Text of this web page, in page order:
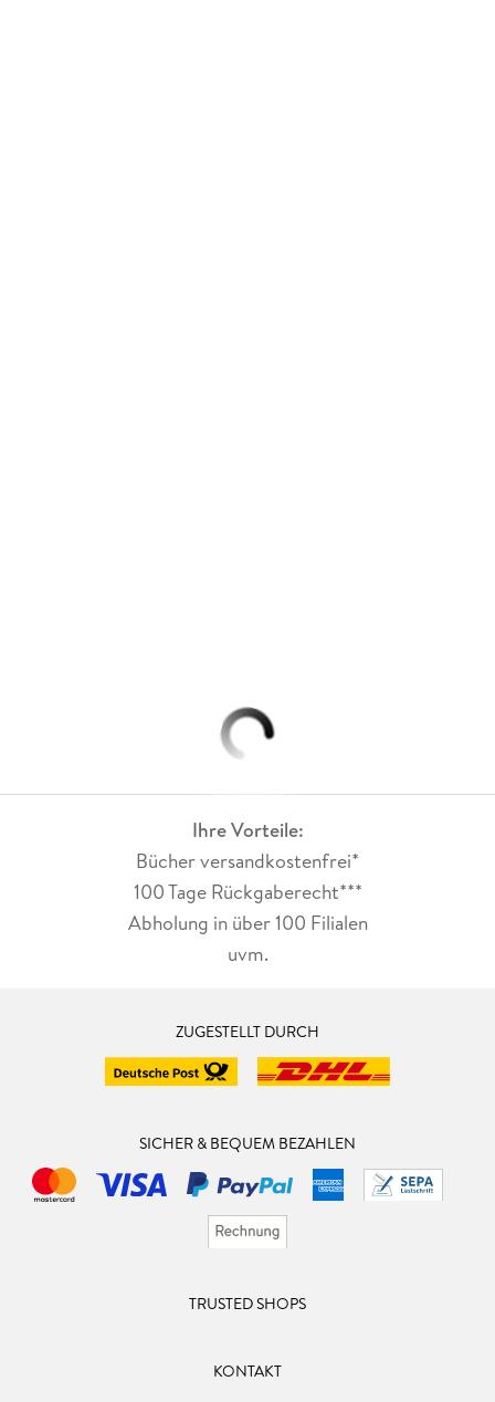
Ihre Vorteile:
Bücher versandkostenfrei*
100 Tage Rückgaberecht***
Abholung in über 100 Filialen
uvm.
ZUGESTELLT DURCH
SICHER & BEQUEM BEZAHLEN
TRUSTED SHOPS
KONTAKT